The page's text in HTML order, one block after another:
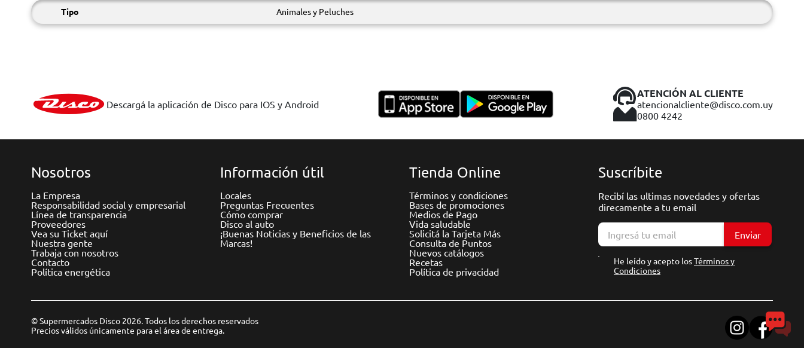
Tipo Animales y Peluches
Descargá la aplicación de Disco para IOS y Android
ATENCIÓN AL CLIENTE
atencionalcliente@disco.com.uy
0800 4242
Nosotros
La Empresa
Responsabilidad social y empresarial
Línea de transparencia
Proveedores
Vea su Ticket aquí
Nuestra gente
Trabaja con nosotros
Contacto
Política energética
Información útil
Locales
Preguntas Frecuentes
Cómo comprar
Disco al auto
¡Buenas Noticias y Beneficios de las
Marcas!
Tienda Online
Términos y condiciones
Bases de promociones
Medios de Pago
Vida saludable
Solicitá la Tarjeta Más
Consulta de Puntos
Nuevos catálogos
Recetas
Política de privacidad
Suscríbite
Recibí las ultimas novedades y ofertas
direcamente a tu email
Enviar
He leído y acepto losTérminos y
Condiciones
© Supermercados Disco 2026. Todos los derechos reservados
Precios válidos únicamente para el área de entrega.